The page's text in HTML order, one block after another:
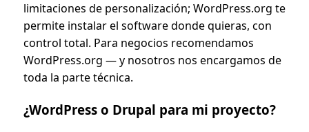
limitaciones de personalización; WordPress.org te
permite instalar el software donde quieras, con
control total. Para negocios recomendamos
WordPress.org — y nosotros nos encargamos de
toda la parte técnica.
¿WordPress o Drupal para mi proyecto?